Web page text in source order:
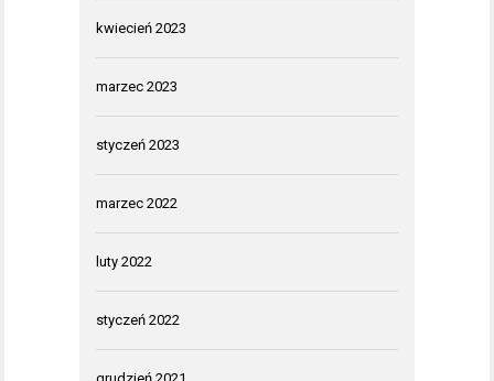
kwiecień 2023
marzec 2023
styczeń 2023
marzec 2022
luty 2022
styczeń 2022